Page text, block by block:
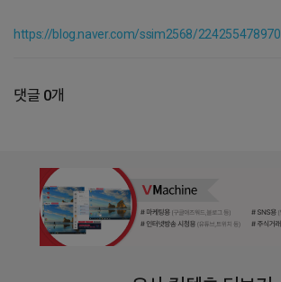
https://blog.naver.com/ssim2568/224255478970
댓글 0개